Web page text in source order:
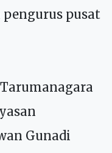
pusat
Gunadi